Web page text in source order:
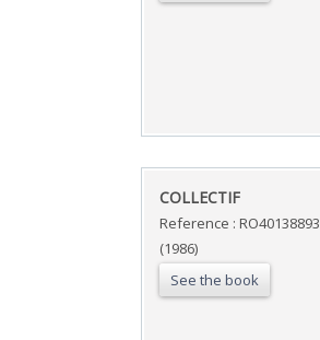
‎COLLECTIF‎
Reference : RO40138893
(1986)
See the book